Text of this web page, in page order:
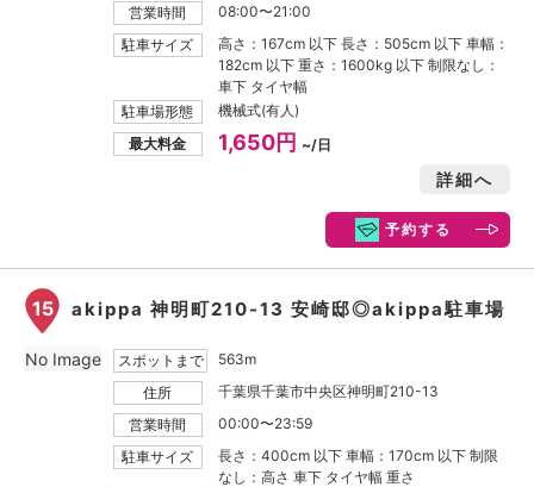
営業時間
08:00〜21:00
駐車サイズ
高さ：167cm 以下 長さ：505cm 以下 車幅：
182cm 以下 重さ：1600kg 以下 制限なし：
車下 タイヤ幅
駐車場形態
機械式(有人)
最大料金
1,650円 ~/日
詳細へ
予約する
15 akippa 神明町210-13 安崎邸◎akippa駐車場
スポットまで
563m
住所
千葉県千葉市中央区神明町210-13
営業時間
00:00〜23:59
駐車サイズ
長さ：400cm 以下 車幅：170cm 以下 制限
なし：高さ 車下 タイヤ幅 重さ
No Image